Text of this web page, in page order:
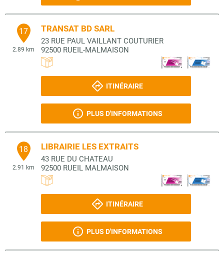
17
2.89 km
TRANSAT BD SARL
23 RUE PAUL VAILLANT COUTURIER
92500 RUEIL-MALMAISON
ITINÉRAIRE
PLUS D'INFORMATIONS
18
2.91 km
LIBRAIRIE LES EXTRAITS
43 RUE DU CHATEAU
92500 RUEIL MALMAISON
ITINÉRAIRE
PLUS D'INFORMATIONS